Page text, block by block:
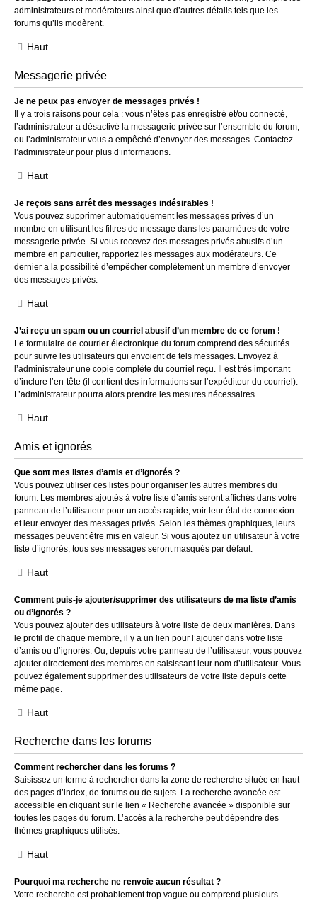
administrateurs et modérateurs ainsi que d’autres détails tels que les
forums qu’ils modèrent.
Haut
Messagerie privée
Je ne peux pas envoyer de messages privés !
Il y a trois raisons pour cela : vous n’êtes pas enregistré et/ou connecté,
l’administrateur a désactivé la messagerie privée sur l’ensemble du forum,
ou l’administrateur vous a empêché d’envoyer des messages. Contactez
l’administrateur pour plus d’informations.
Haut
Je reçois sans arrêt des messages indésirables !
Vous pouvez supprimer automatiquement les messages privés d’un
membre en utilisant les filtres de message dans les paramètres de votre
messagerie privée. Si vous recevez des messages privés abusifs d’un
membre en particulier, rapportez les messages aux modérateurs. Ce
dernier a la possibilité d’empêcher complètement un membre d’envoyer
des messages privés.
Haut
J’ai reçu un spam ou un courriel abusif d’un membre de ce forum !
Le formulaire de courrier électronique du forum comprend des sécurités
pour suivre les utilisateurs qui envoient de tels messages. Envoyez à
l’administrateur une copie complète du courriel reçu. Il est très important
d’inclure l’en-tête (il contient des informations sur l’expéditeur du courriel).
L’administrateur pourra alors prendre les mesures nécessaires.
Haut
Amis et ignorés
Que sont mes listes d’amis et d’ignorés ?
Vous pouvez utiliser ces listes pour organiser les autres membres du
forum. Les membres ajoutés à votre liste d’amis seront affichés dans votre
panneau de l’utilisateur pour un accès rapide, voir leur état de connexion
et leur envoyer des messages privés. Selon les thèmes graphiques, leurs
messages peuvent être mis en valeur. Si vous ajoutez un utilisateur à votre
liste d’ignorés, tous ses messages seront masqués par défaut.
Haut
Comment puis-je ajouter/supprimer des utilisateurs de ma liste d’amis
ou d’ignorés ?
Vous pouvez ajouter des utilisateurs à votre liste de deux manières. Dans
le profil de chaque membre, il y a un lien pour l’ajouter dans votre liste
d’amis ou d’ignorés. Ou, depuis votre panneau de l’utilisateur, vous pouvez
ajouter directement des membres en saisissant leur nom d’utilisateur. Vous
pouvez également supprimer des utilisateurs de votre liste depuis cette
même page.
Haut
Recherche dans les forums
Comment rechercher dans les forums ?
Saisissez un terme à rechercher dans la zone de recherche située en haut
des pages d’index, de forums ou de sujets. La recherche avancée est
accessible en cliquant sur le lien « Recherche avancée » disponible sur
toutes les pages du forum. L’accès à la recherche peut dépendre des
thèmes graphiques utilisés.
Haut
Pourquoi ma recherche ne renvoie aucun résultat ?
Votre recherche est probablement trop vague ou comprend plusieurs